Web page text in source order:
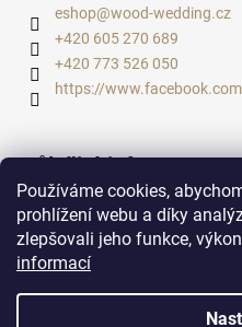
Používáme cookies,
prohlížení webu a díky
zlepšovali jeho funkce,
informací
eshop@wood-wedding.cz
+420 605 270 689
+420 773 526 050
https://
Důležité informace
Doba dodání, doprava,
Podmínky ochrany
Obchodní podmínky